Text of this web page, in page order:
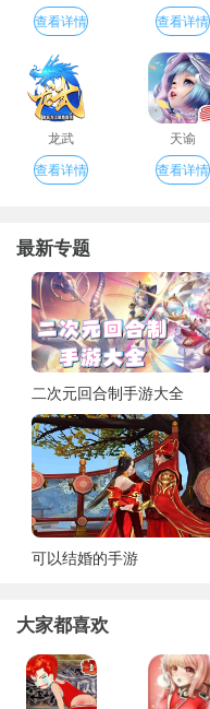
查看详情
查看详情
龙武
查看详情
天谕
查看详情
最新专题
二次元回合制手游大全
可以结婚的手游
大家都喜欢